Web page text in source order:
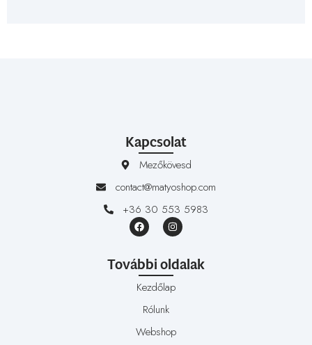
Kapcsolat
Mezőkövesd
contact@matyoshop.com
+36 30 553 5983
További oldalak
Kezdőlap
Rólunk
Webshop